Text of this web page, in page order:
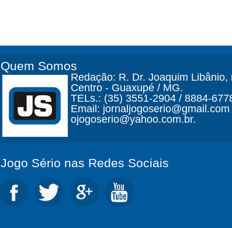
Quem Somos
Redação: R. Dr. Joaquim Libânio,
Centro - Guaxupé / MG.
TELs.: (35) 3551-2904 / 8884-
Email: jornaljogoserio@gmail.com
ojogoserio@yahoo.com.br.
Jogo Sério nas Redes Sociais